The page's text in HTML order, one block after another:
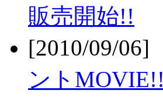
販売開始!!
[2010/09/06]
ントMOVIE!!